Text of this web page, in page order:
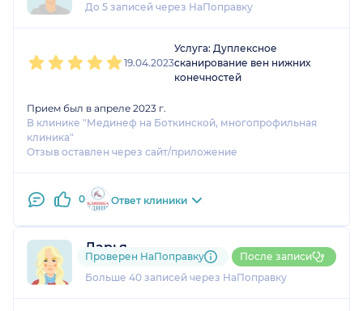
До 5 записей через НаПоправку
19.04.2023
Услуга: Дуплексное
сканирование вен нижних
конечностей
Прием был в апреле 2023 г.
В клинике "Мединеф на Боткинской, многопрофильная
клиника"
Отзыв оставлен через сайт/приложение
0 Ответ клиники
Дарья
18 отзывов и10 оценок
Больше 40 записей через НаПоправку
Проверен НаПоправку После записи